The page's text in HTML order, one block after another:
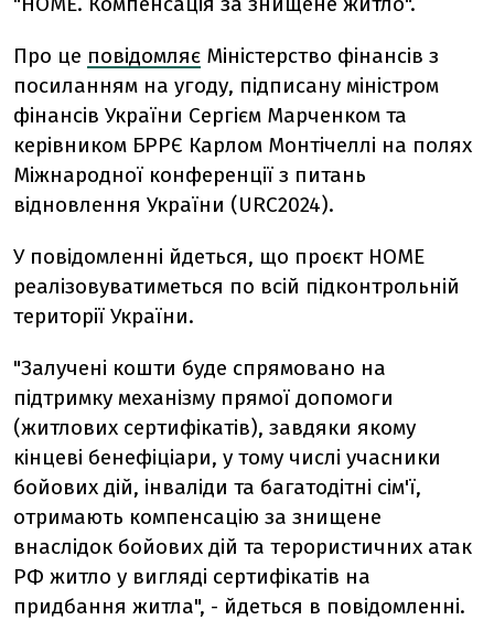
Про це повідомляє Міністерство фінансів з
посиланням на угоду, підписану міністром
фінансів України Сергієм Марченком та
керівником БРРЄ Карлом Монтічеллі на полях
Міжнародної конференції з питань
відновлення України (URC2024).
У повідомленні йдеться, що проєкт HOME
реалізовуватиметься по всій підконтрольній
території України.
"Залучені кошти буде спрямовано на
підтримку механізму прямої допомоги
(житлових сертифікатів), завдяки якому
кінцеві бенефіціари, у тому числі учасники
бойових дій, інваліди та багатодітні сім'ї,
отримають компенсацію за знищене
внаслідок бойових дій та терористичних атак
РФ житло у вигляді сертифікатів на
придбання житла", - йдеться в повідомленні.